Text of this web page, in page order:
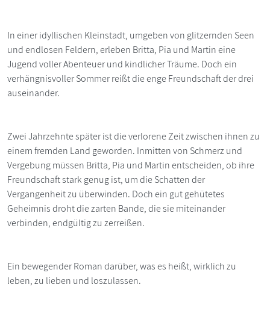
In einer idyllischen Kleinstadt, umgeben von glitzernden Seen
und endlosen Feldern, erleben Britta, Pia und Martin eine
Jugend voller Abenteuer und kindlicher Träume. Doch ein
verhängnisvoller Sommer reißt die enge Freundschaft der drei
auseinander.
Zwei Jahrzehnte später ist die verlorene Zeit zwischen ihnen zu
einem fremden Land geworden. Inmitten von Schmerz und
Vergebung müssen Britta, Pia und Martin entscheiden, ob ihre
Freundschaft stark genug ist, um die Schatten der
Vergangenheit zu überwinden. Doch ein gut gehütetes
Geheimnis droht die zarten Bande, die sie miteinander
verbinden, endgültig zu zerreißen.
Ein bewegender Roman darüber, was es heißt, wirklich zu
leben, zu lieben und loszulassen.